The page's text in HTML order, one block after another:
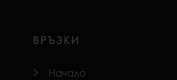
ВРЪЗКИ
Начало